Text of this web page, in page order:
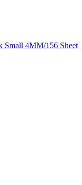
Small 4MM/156 Sheet